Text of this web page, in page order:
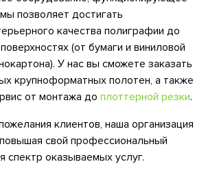
позволяет достигать
качества полиграфии до
(от бумаги и виниловой
У нас вы сможете заказать
крупноформатных полотен, а также
от монтажа до плоттерной резки.
клиентов, наша организация
свой профессиональный
спектр оказываемых услуг.